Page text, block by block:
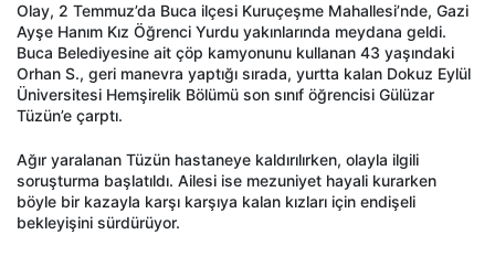
Olay, 2 Temmuz’da Buca ilçesi Kuruçeşme Mahallesi’nde, Gazi
Ayşe Hanım Kız Öğrenci Yurdu yakınlarında meydana geldi.
Buca Belediyesine ait çöp kamyonunu kullanan 43 yaşındaki
Orhan S., geri manevra yaptığı sırada, yurtta kalan Dokuz Eylül
Üniversitesi Hemşirelik Bölümü son sınıf öğrencisi Gülüzar
Tüzün’e çarptı.
Ağır yaralanan Tüzün hastaneye kaldırılırken, olayla ilgili
soruşturma başlatıldı. Ailesi ise mezuniyet hayali kurarken
böyle bir kazayla karşı karşıya kalan kızları için endişeli
bekleyişini sürdürüyor.